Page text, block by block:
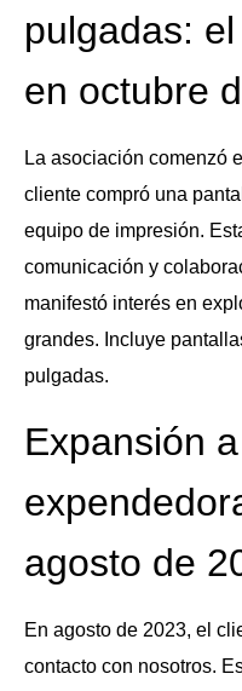
pulgadas:
en octubre
La asociación comenzó
cliente compró una
equipo de impresión.
comunicación y
manifestó interés en
grandes. Incluye
pulgadas.
Expansión
agosto de
En agosto de 2023, el
contacto con nosotros.